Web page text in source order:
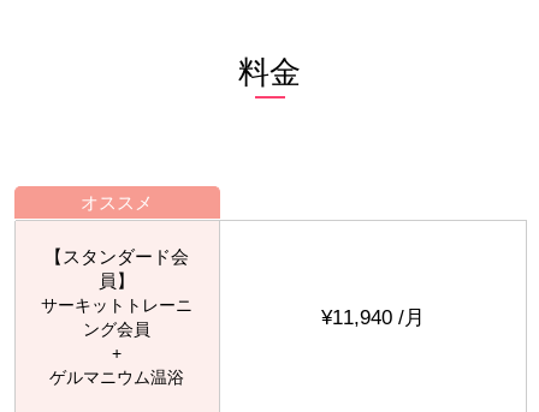
料金
オススメ
【スタンダード会
員】
サーキットトレーニ
ング会員
+
ゲルマニウム温浴
¥11,940 /月